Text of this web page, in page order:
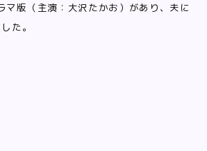
マ版（主演：大沢たかお）があり、夫に
た。